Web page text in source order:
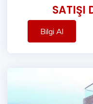
SATIŞI
Bilgi Al